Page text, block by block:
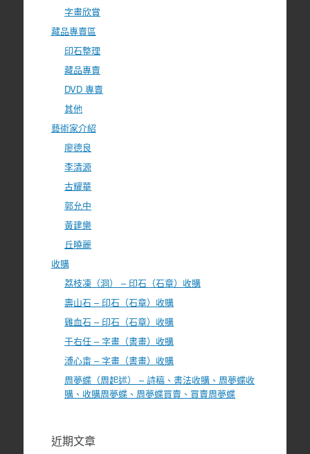
字畫欣賞
藏品專賣區
印石整理
藏品專賣
DVD 專賣
其他
藝術家介紹
廖德良
李清源
古耀華
郭允中
黃建樂
丘曉麗
收購
荔枝凍（洞） – 印石（石章）收購
壽山石 – 印石（石章）收購
雞血石 – 印石（石章）收購
于右任 – 字畫（書畫）收購
溥心畬 – 字畫（書畫）收購
周夢蝶（周起述） – 詩稿、書法收購、周夢蝶收
購、收購周夢蝶、周夢蝶買賣、買賣周夢蝶
近期文章